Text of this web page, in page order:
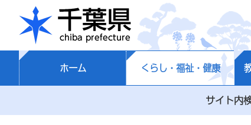
千葉県
ホーム くらし・福祉・健康
サイト内